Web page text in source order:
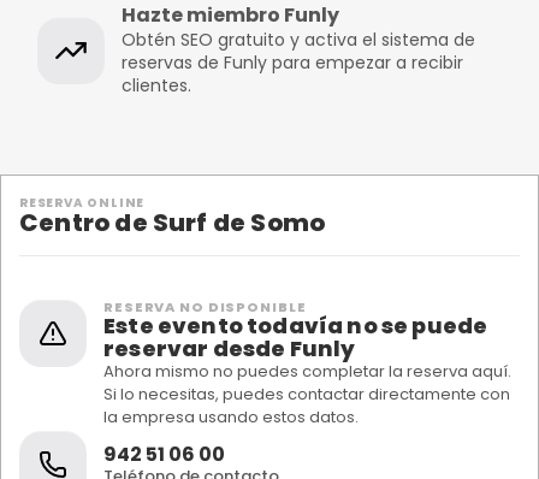
Hazte miembro Funly
Obtén SEO gratuito y activa el sistema de
reservas de Funly para empezar a recibir
clientes.
RESERVA ONLINE
Centro de Surf de Somo
RESERVA NO DISPONIBLE
Este evento todavía no se puede
reservar desde Funly
Ahora mismo no puedes completar la reserva aquí.
Si lo necesitas, puedes contactar directamente con
la empresa usando estos datos.
942 51 06 00